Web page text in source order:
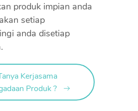
produk impian anda
setiap
anda disetiap
Kerjasama
Produk ?